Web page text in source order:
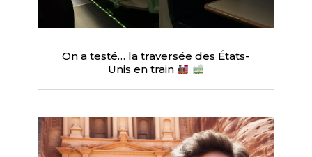
On a testé… la traversée des États-
Unis en train